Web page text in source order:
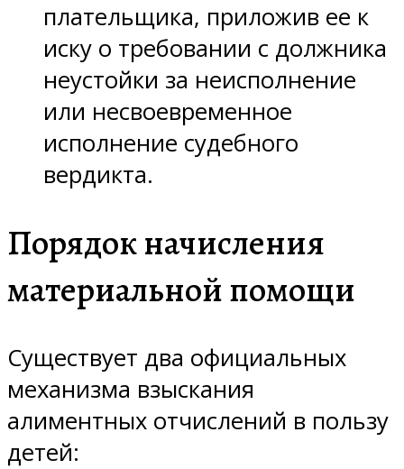
плательщика, приложив ее к
иску о требовании с должника
неустойки за неисполнение
или несвоевременное
исполнение судебного
вердикта.
Порядок начисления
материальной помощи
Существует два официальных
механизма взыскания
алиментных отчислений в пользу
детей: